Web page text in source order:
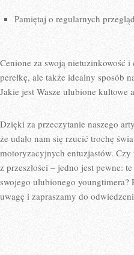
Pamiętaj o regularnych
Cenione za swoją nietuzinkowość
perełkę, ale także idealny ⁢sposób
Jakie ​jest ⁣Wasze⁣ ulubione kultowe
Dzięki za przeczytanie naszego
że udało ⁣nam się rzucić trochę
motoryzacyjnych entuzjastów.‌
⁣z przeszłości – jedno jest​ pewne:
swojego⁤ ulubionego
uwagę i ⁤zapraszamy ⁤do​